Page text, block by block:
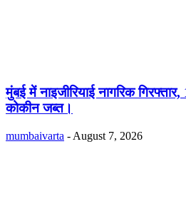
मुंबई में नाइजीरियाई नागरिक
कोकीन जब्त।
mumbaivarta - August 7, 2026